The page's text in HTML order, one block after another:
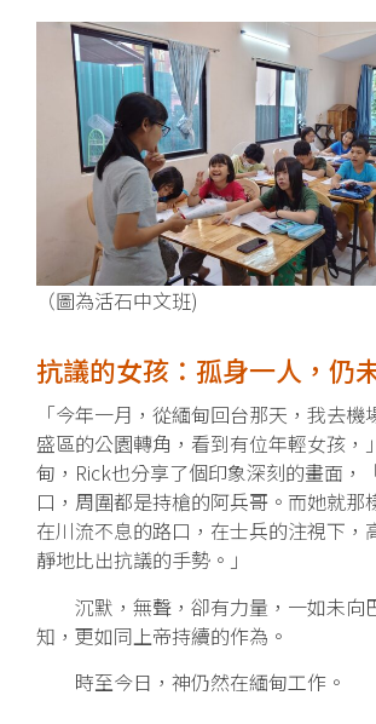
（圖為活石中文班)
抗議的女孩：孤身一人，仍
「今年一月，從緬甸回台那天，我去機
盛區的公園轉角，看到有位年輕女孩，
甸，Rick也分享了個印象深刻的畫面，
口，周圍都是持槍的阿兵哥。而她就那
在川流不息的路口，在士兵的注視下，
靜地比出抗議的手勢。」
沉默，無聲，卻有力量，一如未向
知，更如同上帝持續的作為。
時至今日，神仍然在緬甸工作。